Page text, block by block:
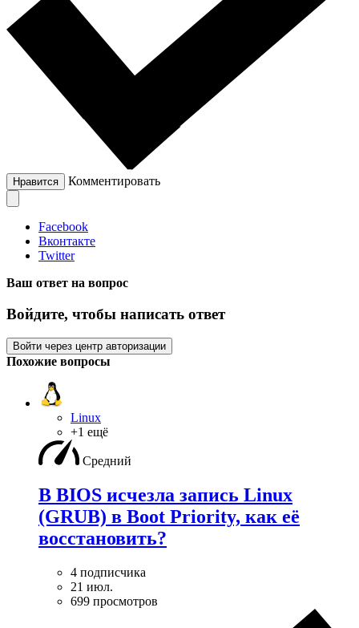
Нравится Комментировать
Facebook
Вконтакте
Twitter
Ваш ответ на вопрос
Войдите, чтобы написать ответ
Войти через центр авторизации
Похожие вопросы
Linux
+1 ещё
Средний
В BIOS исчезла запись Linux
(GRUB) в Boot Priority, как её
восстановить?
4 подписчика
21 июл.
699 просмотров